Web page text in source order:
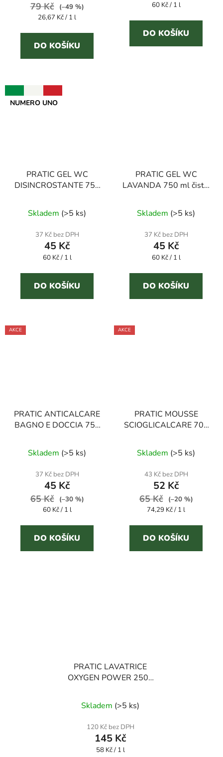
5,0
z
5
hvězdiček.
79 Kč
(–49 %)
Měrná
26,67 Kč / 1 l
DO KOŠÍKU
5,0
z
5
hvězdiček.
Měrná
60 Kč / 1 l
DO KOŠÍKU
NUMERO UNO
PRATIC GEL WC
DISINCROSTANTE 750
hodnocení
produktu
je
4,7
z
5
hvězdiček.
Skladem (>5 ks)
37 Kč bez DPH
45 Kč
Měrná
60 Kč / 1 l
DO KOŠÍKU
PRATIC GEL WC
LAVANDA 750 ml čistič
Skladem (>5 ks)
37 Kč bez DPH
45 Kč
Měrná
60 Kč / 1 l
DO KOŠÍKU
AKCE
PRATIC ANTICALCARE
BAGNO E DOCCIA 750
zástěny
Skladem (>5 ks)
37 Kč bez DPH
45 Kč
65 Kč
(–30 %)
Měrná
60 Kč / 1 l
DO KOŠÍKU
AKCE
PRATIC MOUSSE
SCIOGLICALCARE 700
kámen a mastnotu
Skladem (>5 ks)
43 Kč bez DPH
52 Kč
65 Kč
(–20 %)
Měrná
74,29 Kč / 1 l
DO KOŠÍKU
PRATIC LAVATRICE
OXYGEN POWER 2500
kyslíkem
hodnocení
produktu
je
3,4
Skladem (>5 ks)
120 Kč bez DPH
145 Kč
Měrná
58 Kč / 1 l